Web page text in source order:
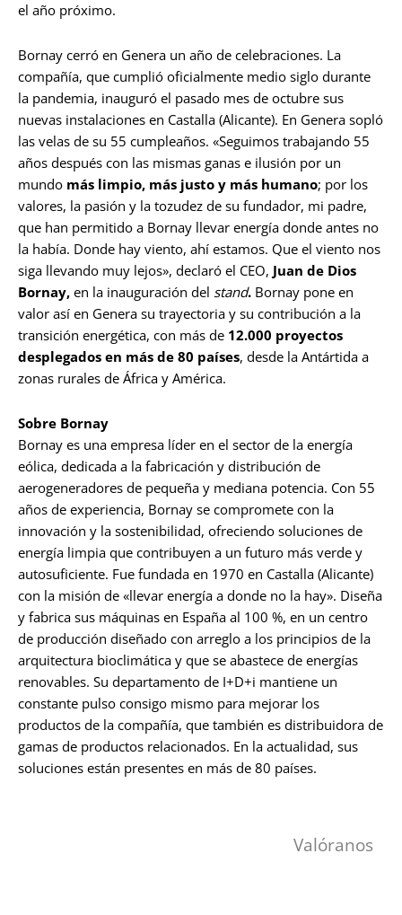
el año próximo.
Bornay cerró en Genera un año de celebraciones. La
compañía, que cumplió oficialmente medio siglo durante
la pandemia, inauguró el pasado mes de octubre sus
nuevas instalaciones en Castalla (Alicante). En Genera sopló
las velas de su 55 cumpleaños. «Seguimos trabajando 55
años después con las mismas ganas e ilusión por un
mundo más limpio, más justo y más humano; por los
valores, la pasión y la tozudez de su fundador, mi padre,
que han permitido a Bornay llevar energía donde antes no
la había. Donde hay viento, ahí estamos. Que el viento nos
siga llevando muy lejos», declaró el CEO, Juan de Dios
Bornay, en la inauguración del stand. Bornay pone en
valor así en Genera su trayectoria y su contribución a la
transición energética, con más de 12.000 proyectos
desplegados en más de 80 países, desde la Antártida a
zonas rurales de África y América.
Sobre Bornay
Bornay es una empresa líder en el sector de la energía
eólica, dedicada a la fabricación y distribución de
aerogeneradores de pequeña y mediana potencia. Con 55
años de experiencia, Bornay se compromete con la
innovación y la sostenibilidad, ofreciendo soluciones de
energía limpia que contribuyen a un futuro más verde y
autosuficiente. Fue fundada en 1970 en Castalla (Alicante)
con la misión de «llevar energía a donde no la hay». Diseña
y fabrica sus máquinas en España al 100 %, en un centro
de producción diseñado con arreglo a los principios de la
arquitectura bioclimática y que se abastece de energías
renovables. Su departamento de I+D+i mantiene un
constante pulso consigo mismo para mejorar los
productos de la compañía, que también es distribuidora de
gamas de productos relacionados. En la actualidad, sus
soluciones están presentes en más de 80 países.
Valóranos